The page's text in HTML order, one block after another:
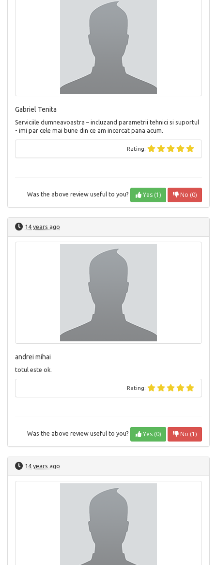
Gabriel Tenita
Serviciile dumneavoastra – incluzand parametrii tehnici si suportul
- imi par cele mai bune din ce am incercat pana acum.
Rating:
Was the above review useful to you? Yes (1) No (0)
14 years ago
andrei mihai
totul este ok.
Rating:
Was the above review useful to you? Yes (0) No (1)
14 years ago